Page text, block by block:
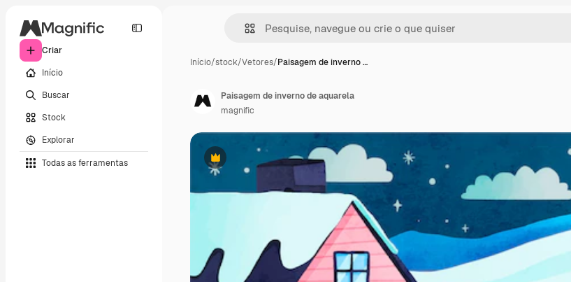
Criar
Início
Buscar
Stock
Explorar
Todas as ferramentas
Início/stock/Vetores/Paisagem de inverno …
Premium
Paisagem de inverno de aquarela
magnific